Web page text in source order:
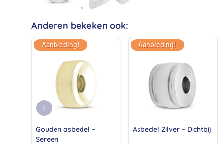
Anderen bekeken ook:
Aanbieding!
Gouden asbedel –
Sereen
Aanbieding!
Asbedel Zilver – Dichtbij